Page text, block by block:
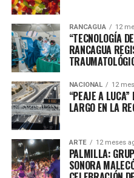
RANCAGUA 12
“TECNOLOGÍA
RANCAGUA
NACIONAL 12
“PEAJE A
LARGO EN LA
ARTE 12 meses
PALMILLA:
SONORA